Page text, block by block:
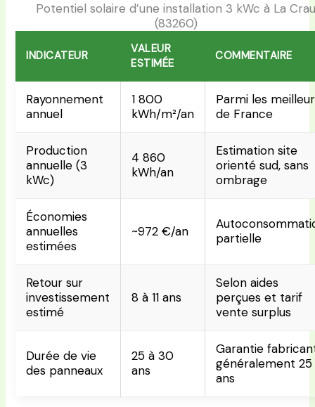
Potentiel solaire d’une installation 3 kWc à La
(83260)
INDICATEUR
VALEUR
ESTIMÉE
COMMENTAIRE
Rayonnement
annuel
1 800
kWh/m²/an
Parmi les
de France
Production
annuelle (3
kWc)
4 860
kWh/an
Estimation site
orienté sud, sans
ombrage
Économies
annuelles
estimées
~972 €/an
partielle
Retour sur
investissement
estimé
8 à 11 ans
Selon aides
perçues et tarif
vente surplus
Durée de vie
des panneaux
25 à 30
ans
Garantie
généralement 25
ans